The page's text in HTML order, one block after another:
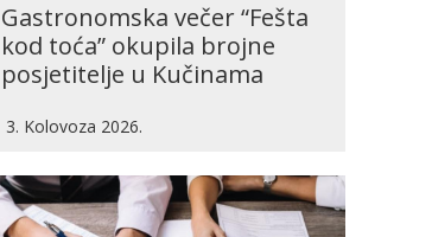
Gastronomska večer “Fešta
kod toća” okupila brojne
posjetitelje u Kučinama
3. Kolovoza 2026.